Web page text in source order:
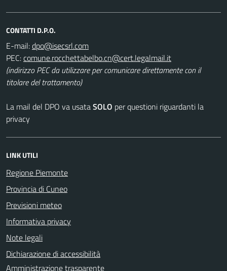
CONTATTI D.P.O.
E-mail:
PEC:
(indirizzo PEC da utilizzare per comunicare direttamente con il
titolare del trattamento)
La mail del DPO va usataSOLO per questioni riguardanti la
privacy
LINK UTILI
Regione Piemonte
Provincia di Cuneo
Previsioni meteo
Informativa privacy
Note legali
Dichiarazione di accessibilità
Amministrazione trasparente